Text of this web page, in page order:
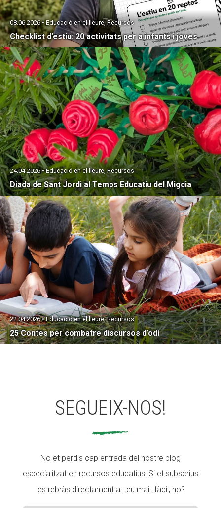
Checklist d’estiu: 20 activitats per a infants i joves
08.06.2026 • Educació en el lleure, Recursos
Diada de Sant Jordi al Temps Educatiu del Migdia
24.04.2026 • Educació en el lleure, Recursos
25 Contes per combatre discursos d’odi
22.04.2026 • Educació en el lleure, Recursos
SEGUEIX-NOS!
No et perdis cap entrada del nostre blog
especialitzat en recursos educatius! Si et subscrius
les rebràs directament al teu mail: fàcil, no?